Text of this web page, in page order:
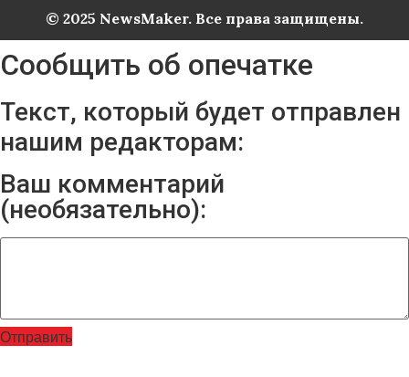
© 2025 NewsMaker. Все права защищены.
Сообщить об опечатке
Текст, который будет отправлен
нашим редакторам:
Ваш комментарий
(необязательно):
Отправить